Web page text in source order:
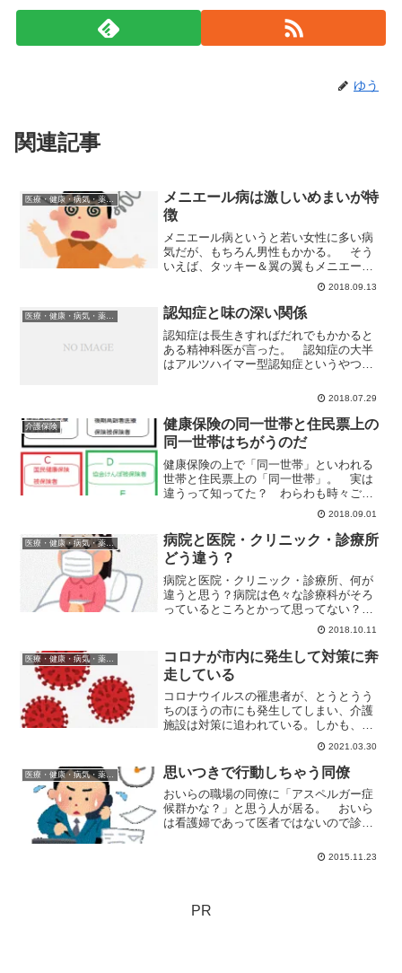
ゆう
関連記事
医療・健康・病気・薬・サプリメント
メニエール病は激しいめまいが特
徴
メニエール病というと若い女性に多い病
気だが、もちろん男性もかかる。 そう
いえば、タッキー＆翼の翼もメニエール
病だっけ？ では、メニエール病ってど
んな病気？メニエール病の症状 メニエ
ール病はめまい難聴耳鳴り-特に低音耳閉
感 といった症状が一度...
2018.09.13
認知症と味の深い関係
認知症は長生きすればだれでもかかると
ある精神科医が言った。 認知症の大半
はアルツハイマー型認知症というやつだ
すべも直す方法も今のところない。
で、大事なのは早期発見。認知...
2018.07.29
介護保険
健康保険の同一世帯と住民票上の
同一世帯はちがうのだ
健康保険の上で「同一世帯」といわれる
世帯と住民票上の「同一世帯」。 実は
違うって知ってた？ わらわも時々ごち
ゃごちゃになる「同一世帯」。 ちょっ
と整理してみよう。住民票上の同一世
帯 住民票上の同一世帯は同じ住所で家
計（生計）を一緒にしている...
2018.09.01
医療・健康・病気・薬・サプリメント
病院と医院・クリニック・診療所
どう違う？
病院と医院・クリニック・診療所、何が
違うと思う？病院は色々な診療科がそろ
っているところとかって思ってない？病
院と医院・クリニック・診療所の呼び名
は、診察できる診療科が多いとかで違っ
てるわけじゃない。入院が可能かとか医
師の数とかでかわる。
2018.10.11
コロナが市内に発生して対策に奔
走している
コロナウイルスの罹患者が、とうとうう
ちのほうの市にも発生してしまい、介護
施設は対策に追われている。しかも、福
祉関係の施設から始まってしまった。お
かげで、医療崩壊以前に、介護崩壊を起
こしそうな気配。
2021.03.30
医療・健康・病気・薬・サプリメント 思いつきで行動しちゃう同僚
おいらの職場の同僚に「アスペルガー症
候群かな？」と思う人が居る。 おいら
は看護婦であって医者ではないので診断
代わりに記事にしておこうかと思う。
2015.11.23
PR